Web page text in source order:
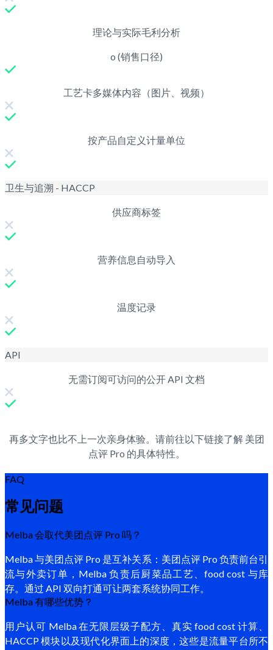
理论与实际毛利分析
o (销售口径)
工艺卡多媒体内容（图片、视频）
按产品自定义计量单位
卫生与追溯 - HACCP
供应商标签
营养信息自动导入
温度记录
API
无需订阅可访问的公开 API 文档
再多文字也比不上一次亲身体验。请前往以下链接了解 美团
点评 Pro 的具体特性。
FAQ
常见问题
Melba 会取代美团点评 Pro 吗？
Melba 与美团点评 Pro 是互补关系：美团点评 Pro 负责前台引
流与外卖订单，Melba 负责后厨菜品工艺、food cost 与库
存。通过 API 双向打通可让两套系统协同工作。
Melba 有哪些优势？
用户认可 Melba 在无限层级子配方、真实 food cost 计算、
HACCP 模块以及现代化界面上的深度，这些是流量平台所不